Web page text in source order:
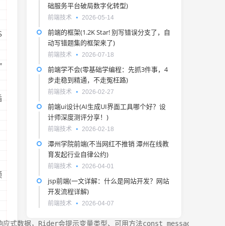
，Rider会提示变量类型、可用方法const message =
础服务平台破局数字化转型)
前端技术 2026-05-14
前端的框架(1.2K Star! 别写错误分支了，自
动写错题集的框架来了)
前端技术 2026-07-18
前端学不会(零基础学编程：先抓3件事，4
步走稳到精通，不走冤枉路)
前端技术 2026-02-27
前端ui设计(AI生成UI界面工具哪个好？设
计师深度测评分享！)
前端技术 2026-02-18
潭州学院前端(不当网红不推销 潭州在线教
育发起行业自律公约)
前端技术 2026-04-01
jsp前端(一文详解：什么是网站开发？网站
开发流程详解)
前端技术 2026-04-07